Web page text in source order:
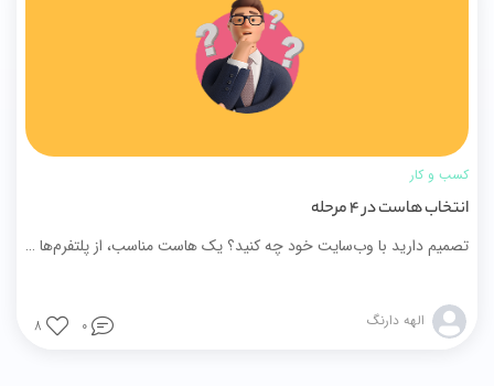
کسب و کار
انتخاب هاست در 4 مرحله
تصمیم دارید با وب‌سایت خود چه کنید؟ یک هاست مناسب، از پلتفرم‌ها یا ابزار ساخت موردنیاز برای ایجاد وب‌سایت پشتیبانی می‌کند و همچنین فضای ذخیره‌سازی مناسب، سرعت و اعتبار را برای سایت شما به ارمغان می‌آورد. به‌عنوان‌مثال، آیا در سایت خود پرداخت‌های آنلاین دارید؟ آیا وبلاگ می‌نویسید یا گالری تصاویر ایجاد می‌کنید؟
الهه دارنگ 0
8